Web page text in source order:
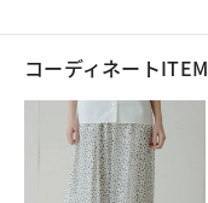
コーディネートITEM